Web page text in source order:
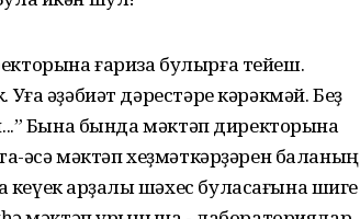
ғариза булырға тейеш.
әҙәбиәт дәрес­тәре кәрәкмәй. Беҙ
Бына бында мәктәп директо­рына
әсә мәктәп хеҙмәткәрҙәрен баланың
арҙаҡлы шәхес буласағына шиге